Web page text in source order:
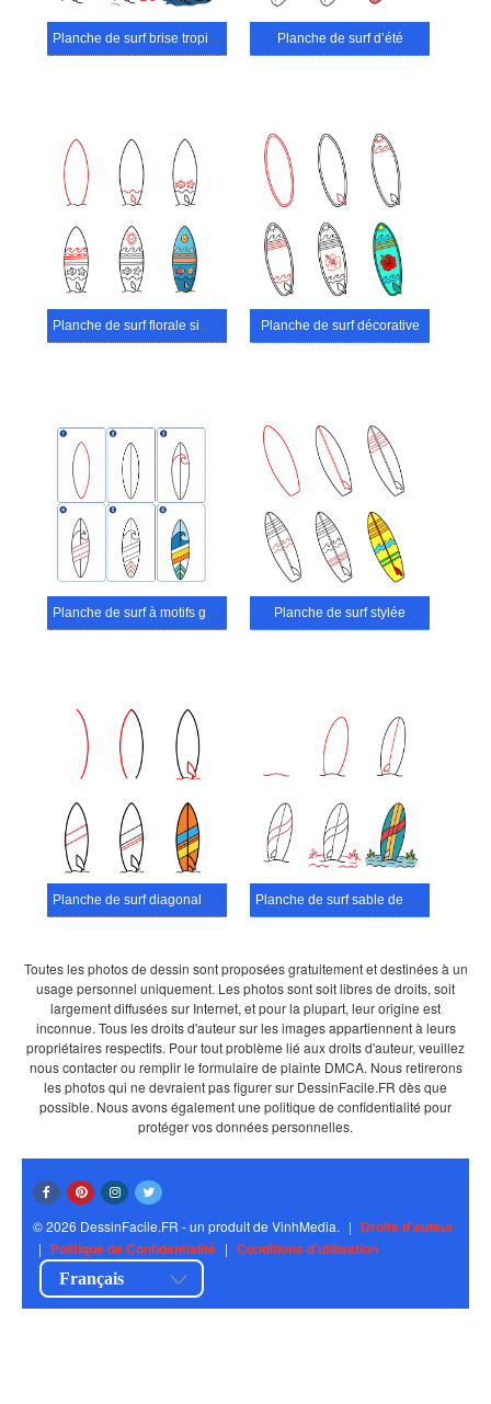
Planche de surf brise tropicale Planche de surf d’été
Planche de surf florale simple Planche de surf décorative
Planche de surf à motifs géométriques Planche de surf stylée
Planche de surf diagonale dynamique Planche de surf sable de plage
Toutes les photos de dessin sont proposées gratuitement et destinées à un
usage personnel uniquement. Les photos sont soit libres de droits, soit
largement diffusées sur Internet, et pour la plupart, leur origine est
inconnue. Tous les droits d'auteur sur les images appartiennent à leurs
propriétaires respectifs. Pour tout problème lié aux droits d'auteur, veuillez
nous contacter ou remplir le formulaire de plainte DMCA. Nous retirerons
les photos qui ne devraient pas figurer sur DessinFacile.FR dès que
possible. Nous avons également une politique de confidentialité pour
protéger vos données personnelles.
© 2026 DessinFacile.FR - un produit de VinhMedia. | Droits d'auteur
| Politique de Confidentialité | Conditions d'utilisation
Français